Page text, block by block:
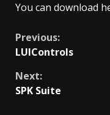
You can download
Continue
Previous:
LUIControls
Next:
SPK Suite